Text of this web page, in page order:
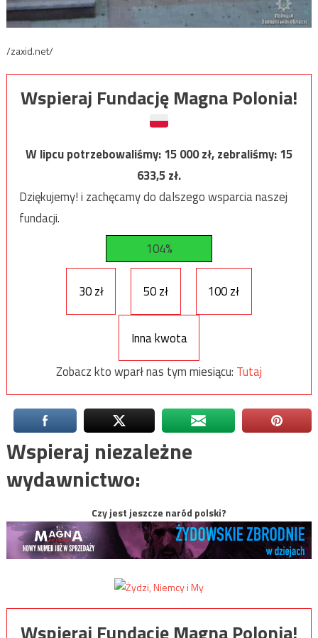
/zaxid.net/
Wspieraj Fundację Magna Polonia!
W lipcu potrzebowaliśmy:15 000zł, zebraliśmy:15
633,5zł.
Dziękujemy! i zachęcamy do dalszego wsparcia naszej
fundacji.
104%
30 zł 50 zł 100 zł
Inna kwota
Zobacz kto wparł nas tym miesiącu: Tutaj
Wspieraj niezależne
wydawnictwo:
Czy jest jeszcze naród polski?
Wspieraj Fundację Magna Polonia!